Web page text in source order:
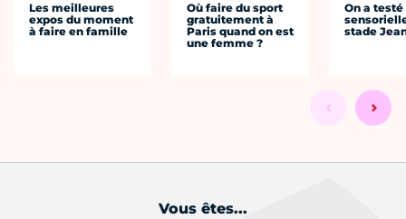
Les meilleures
expos du moment
à faire en famille
Où faire du sport
gratuitement à
Paris quand on est
une femme ?
On a
stade
Vous êtes...